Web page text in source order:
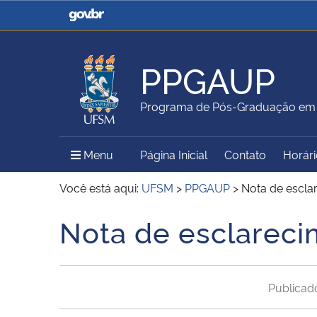
Casa Civil
Ministério da Justiça e
Ministério da Agricultura,
Pecuária e Abastecimento
Ministério da Educação
Ministério do Meio Ambiente Ministério do Turismo
Secretaria de Governo
Gabinete de Segurança
PPGAUP
Programa de Pós-Graduação
Menu Menu Principal do Sítio
Página Inicial Contato
Você está aqui: UFSM > PPGAUP > Nota de
Início do conteúdo
Nota de